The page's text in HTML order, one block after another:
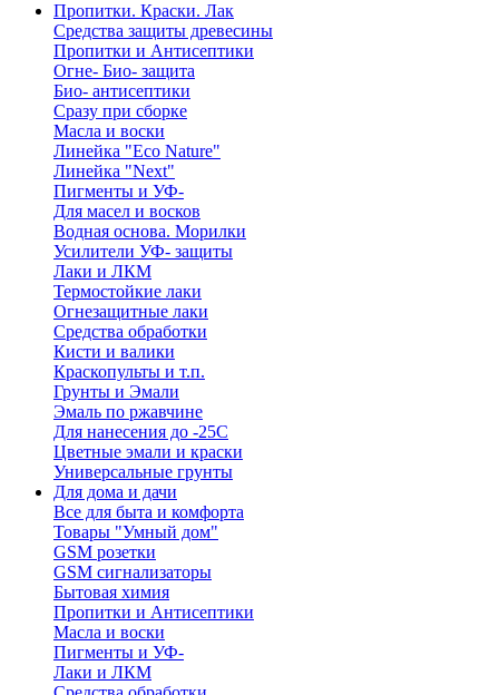
Пропитки. Краски. Лак
Средства защиты древесины
Пропитки и Антисептики
Огне- Био- защита
Био- антисептики
Сразу при сборке
Масла и воски
Линейка "Eco Nature"
Линейка "Next"
Пигменты и УФ-
Для масел и восков
Водная основа. Морилки
Усилители УФ- защиты
Лаки и ЛКМ
Термостойкие лаки
Огнезащитные лаки
Средства обработки
Кисти и валики
Краскопульты и т.п.
Грунты и Эмали
Эмаль по ржавчине
Для нанесения до -25С
Цветные эмали и краски
Универсальные грунты
Для дома и дачи
Все для быта и комфорта
Товары "Умный дом"
GSM розетки
GSM сигнализаторы
Бытовая химия
Пропитки и Антисептики
Масла и воски
Пигменты и УФ-
Лаки и ЛКМ